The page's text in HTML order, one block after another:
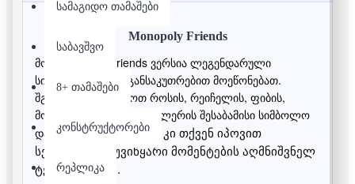
სამაგიდო თამაშები
საბავშვო
8+ თამაშები
კონსტრუქტორები
რეპლიკა
Monopoly Friends
მონოპოლიის Friends ვერსია ლეგენდარული
სიტკომის ფანებს განსაკუთრებით მოეწონებათ.
შგიძლიათ შეარჩიოთ როსის, რეიჩელის, ფიბის,
მონიკას, ჯოუის, ან ჩენდლერის შესაბამისი სიმბოლო
და  ითამაშოთ.
  რუკაზე კი თქვენ იპოვით
სერიალის დაუვიწყარი მომენტების აღმნიშვნელ
ტერიტორიებს.